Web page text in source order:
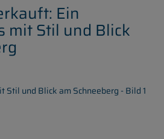
Ein
mit Stil und Blick